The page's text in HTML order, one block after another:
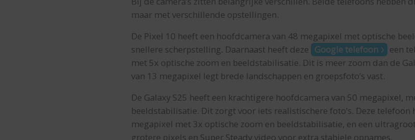
maar met verschillende opstellingen.
De Pixel 10 heeft een hoofdcamera van 48 megapixel met optische
snellere scherpstelling. Daarnaast heeft deze Google telefoon
een
met 5x optische zoom en beeldstabilisatie. Dit is meer zoom dan de
van 13 megapixel legt brede landschappen en groepsfoto’s vast.
De Galaxy S25 heeft een krachtigere hoofdcamera van 50 megapixel,
beeldstabilisatie. Dit zorgt voor iets realistischere foto’s. Deze
megapixel met 3x optische zoom en beeldstabilisatie, en een
grotere pixels en Super Steady video voor extra stabiele opnames.